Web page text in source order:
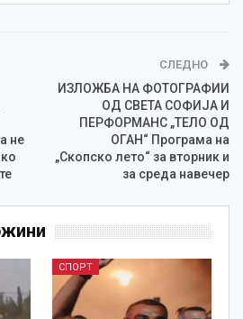
не
СЛЕДНО
ИЗЛОЖБА НА ФОТОГРАФИИ
ОД СВЕТА СОФИЈА И
ПЕРФОРМАНС „ТЕЛО ОД
ОГАН“ Програма на
„Скопско лето“ за вторник и
за среда навечер
СПОРТ